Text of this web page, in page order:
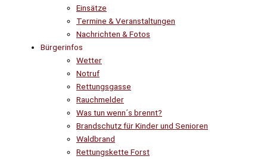
Einsätze
Termine & Veranstaltungen
Nachrichten & Fotos
Bürgerinfos
Wetter
Notruf
Rettungsgasse
Rauchmelder
Was tun wenn´s brennt?
Brandschutz für Kinder und Senioren
Waldbrand
Rettungskette Forst